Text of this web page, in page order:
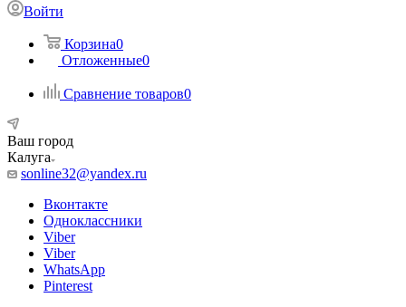
Войти
Корзина0
Отложенные0
Сравнение товаров0
Ваш город
Калуга
sonline32@yandex.ru
Вконтакте
Одноклассники
Viber
Viber
WhatsApp
Pinterest